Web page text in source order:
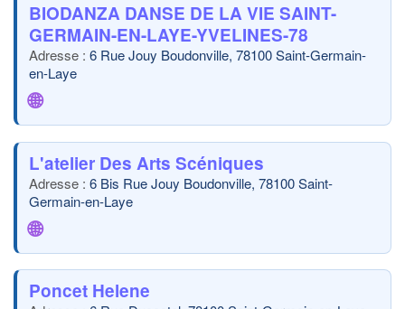
BIODANZA DANSE DE LA VIE SAINT-
GERMAIN-EN-LAYE-YVELINES-78
6 Rue Jouy Boudonville, 78100 Saint-Germain-
en-Laye
🌐
L'atelier Des Arts Scéniques
6 Bis Rue Jouy Boudonville, 78100 Saint-
Germain-en-Laye
🌐
Poncet Helene